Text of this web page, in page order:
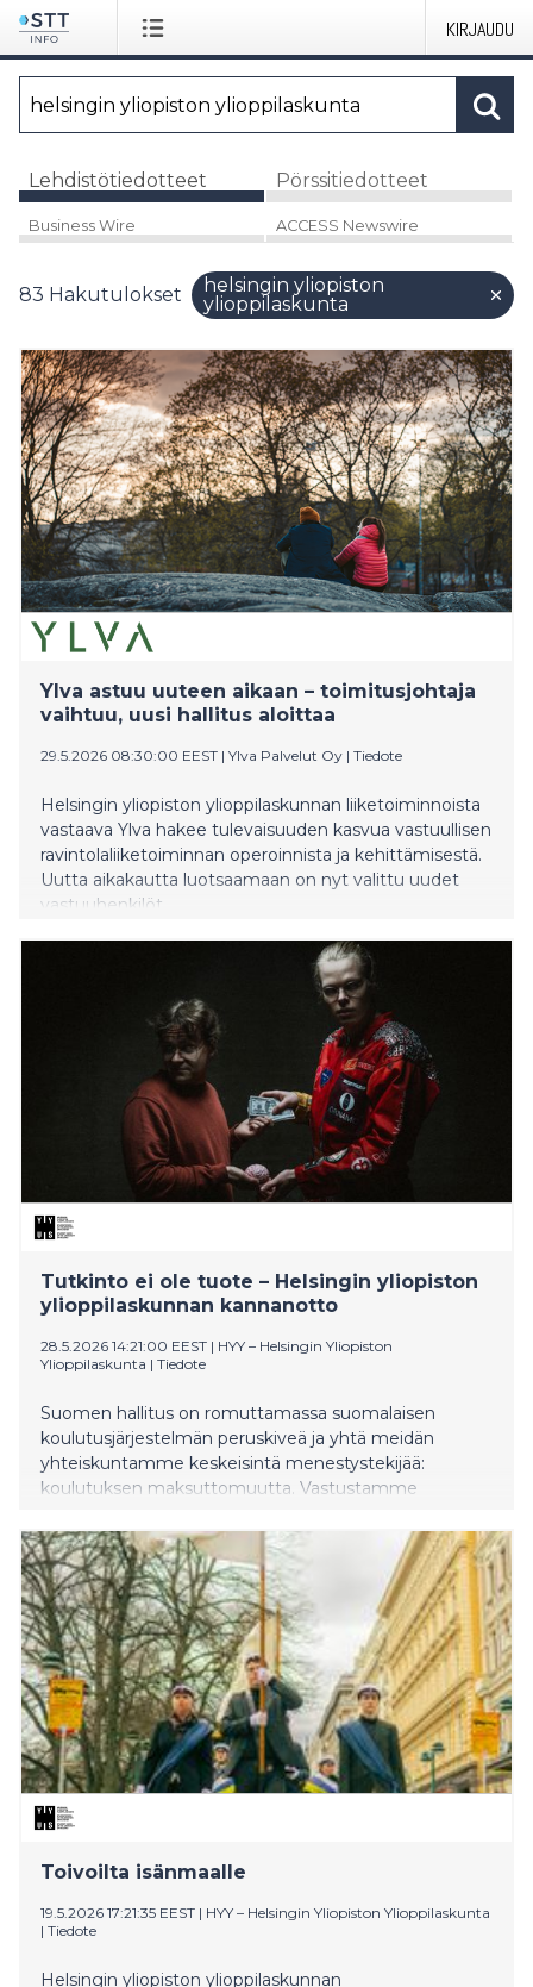
KIRJAUDU
Lehdistötiedotteet Pörssitiedotteet
Business Wire ACCESS Newswire
83 Hakutulokset
helsingin yliopiston
ylioppilaskunta
Ylva astuu uuteen aikaan – toimitusjohtaja
vaihtuu, uusi hallitus aloittaa
29.5.2026 08:30:00 EEST | Ylva Palvelut Oy | Tiedote
Helsingin yliopiston ylioppilaskunnan liiketoiminnoista
vastaava Ylva hakee tulevaisuuden kasvua vastuullisen
ravintolaliiketoiminnan operoinnista ja kehittämisestä.
Uutta aikakautta luotsaamaan on nyt valittu uudet
vastuuhenkilöt.
Tutkinto ei ole tuote – Helsingin yliopiston
ylioppilaskunnan kannanotto
28.5.2026 14:21:00 EEST | HYY – Helsingin Yliopiston
Ylioppilaskunta | Tiedote
Suomen hallitus on romuttamassa suomalaisen
koulutusjärjestelmän peruskiveä ja yhtä meidän
yhteiskuntamme keskeisintä menestystekijää:
koulutuksen maksuttomuutta. Vastustamme
välttämättömäksi eduksi vaadimme valmistelun
keskeyttämistä.
Toivoilta isänmaalle
19.5.2026 17:21:35 EEST | HYY – Helsingin Yliopiston Ylioppilaskunta
| Tiedote
Helsingin yliopiston ylioppilaskunnan